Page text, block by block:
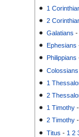
1
2
Galatians
Ephesians
Philippians
Colossians
1
2
1 Timothy
2 Timothy
Titus - 1 2